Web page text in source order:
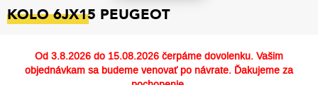
KOLO 6JX15 PEUGEOT
Od 3.8.2026 do 15.08.2026 čerpáme dovolenku. Vašim
objednávkam sa budeme venovať po návrate. Ďakujeme za